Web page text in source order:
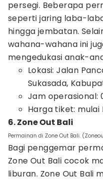
persegi. Beberapa
seperti jaring laba-
hingga jembatan.
wahana-wahana ini
mengedukasi anak-
Lokasi: Jalan
Sukasada,
Jam operasional:
Harga tiket: mulai
6. Zone Out Bali
Permainan di Zone Out Bali.
Bagi penggemar
Zone Out Bali cocok
liburan. Zone Out Bali